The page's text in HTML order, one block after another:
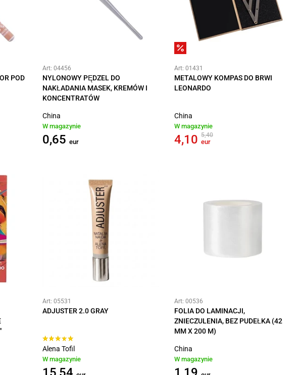
POD
Art: 04456
NYLONOWY PĘDZEL DO
NAKŁADANIA MASEK, KREMÓW I
KONCENTRATÓW
China
W magazynie
0,65 eur
Art: 01431
METALOWY KOMPAS DO BRWI
LEONARDO
China
W magazynie
4,10 5,40
eur
Art: 05531
ADJUSTER 2.0 GRAY
Alena Tofil
W magazynie
Art: 00536
FOLIA DO LAMINACJI,
ZNIECZULENIA, BEZ PUDEŁKA (42
MM X 200 M)
China
W magazynie